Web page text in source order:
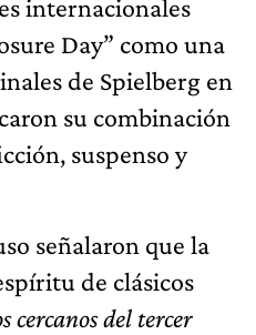
internacionales
Day” como una
de Spielberg en
su combinación
suspenso y
señalaron que la
de clásicos
cercanos del tercer